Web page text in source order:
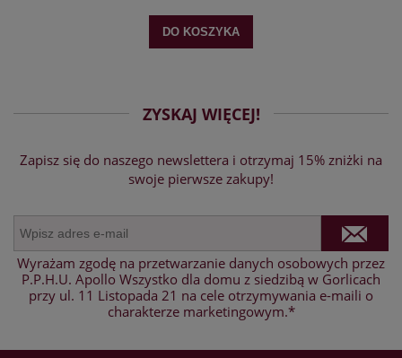
DO KOSZYKA
ZYSKAJ WIĘCEJ!
Zapisz się do naszego newslettera i otrzymaj 15% zniżki na
swoje pierwsze zakupy!
Wyrażam zgodę na przetwarzanie danych osobowych przez
P.P.H.U. Apollo Wszystko dla domu z siedzibą w Gorlicach
przy ul. 11 Listopada 21 na cele otrzymywania e-maili o
charakterze marketingowym.*